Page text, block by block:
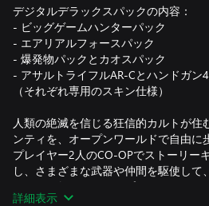
デジタルデラックスパックの内容：
- ビッグゲームハンターパック
- エアリアルフォースパック
- 爆発物パックとカオスパック
- アサルトライフルAR-Cとハンドガン
（それぞれ専用のスキン仕様）
人類の絶滅を信じる狂信的カルトが住
ンティを、オープンワールドで自由に
プレイヤー2人のCO-OPでストーリー
し、さまざまな武器や仲間を駆使して
のカルト教団からホープカウンティを
詳細表示